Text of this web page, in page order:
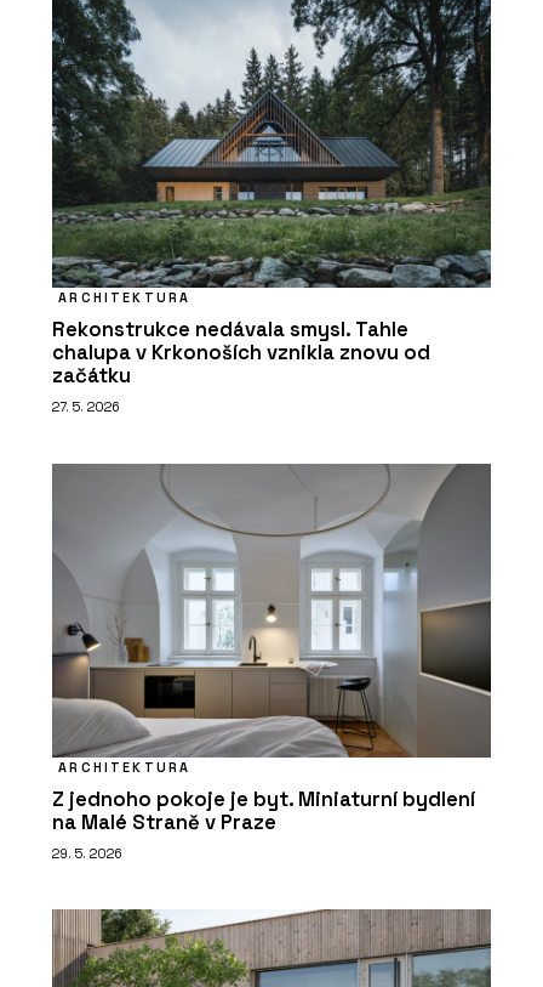
ARCHITEKTURA
Rekonstrukce nedávala smysl. Tahle
chalupa v Krkonoších vznikla znovu od
začátku
27. 5. 2026
ARCHITEKTURA
Z jednoho pokoje je byt. Miniaturní bydlení
na Malé Straně v Praze
29. 5. 2026